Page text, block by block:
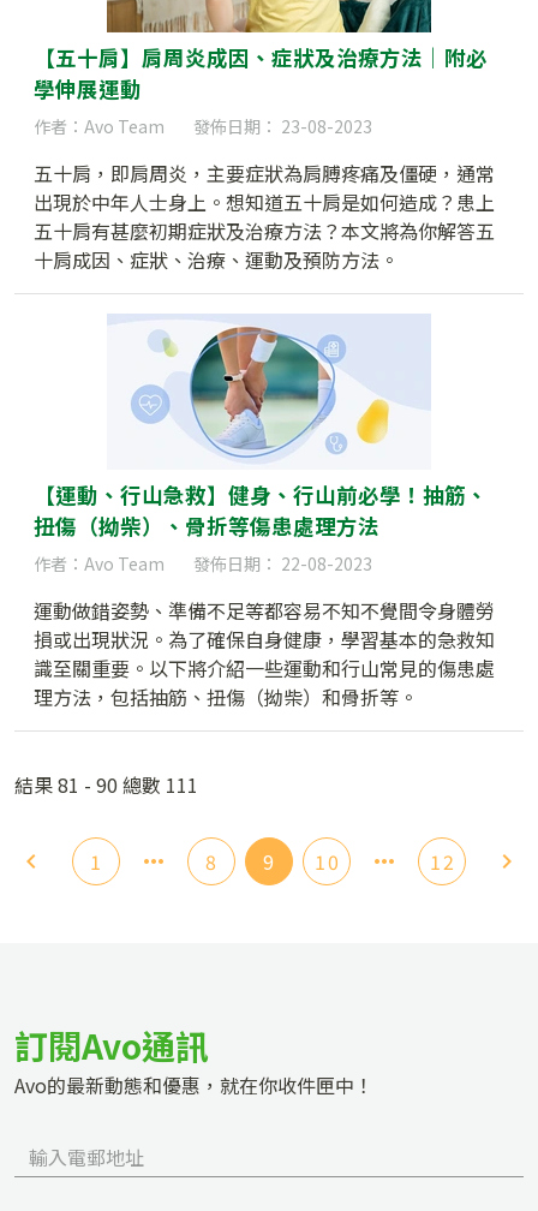
【五十肩】肩周炎成因、症狀及治療方法｜附必
學伸展運動
作者：Avo Team 發佈日期： 23-08-2023
五十肩，即肩周炎，主要症狀為肩膊疼痛及僵硬，通常
出現於中年人士身上。想知道五十肩是如何造成？患上
五十肩有甚麼初期症狀及治療方法？本文將為你解答五
十肩成因、症狀、治療、運動及預防方法。
【運動、行山急救】健身、行山前必學！抽筋、
扭傷（拗柴）、骨折等傷患處理方法
作者：Avo Team 發佈日期： 22-08-2023
運動做錯姿勢、準備不足等都容易不知不覺間令身體勞
損或出現狀況。為了確保自身健康，學習基本的急救知
識至關重要。以下將介紹一些運動和行山常見的傷患處
理方法，包括抽筋、扭傷（拗柴）和骨折等。
結果 81 - 90 總數 111
1 8 9 10 12
訂閱Avo通訊
Avo的最新動態和優惠，就在你收件匣中！